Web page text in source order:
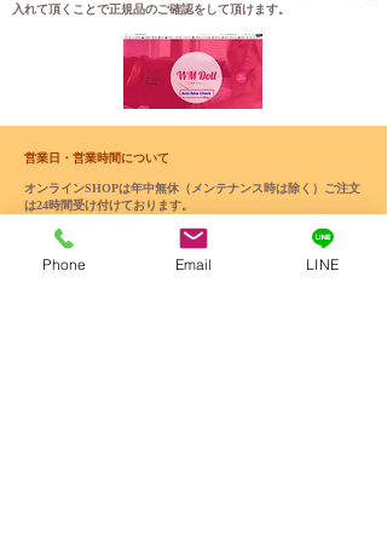
入れて頂くことで正規品のご確認をして頂けます。
営業日・営業時間について
オンラインSHOPは年中無休（メンテナンス時は除く）ご注文
は24時間受け付けております。
月‐土 10時～18時
営業時間外に頂いたメッセージやメールへのご返答は
Phone Email LINE